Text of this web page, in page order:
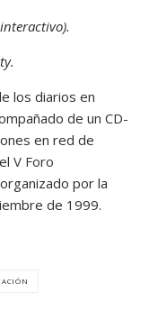
los diarios en
de un CD-
en red de
V Foro
organizado por la
de 1999.